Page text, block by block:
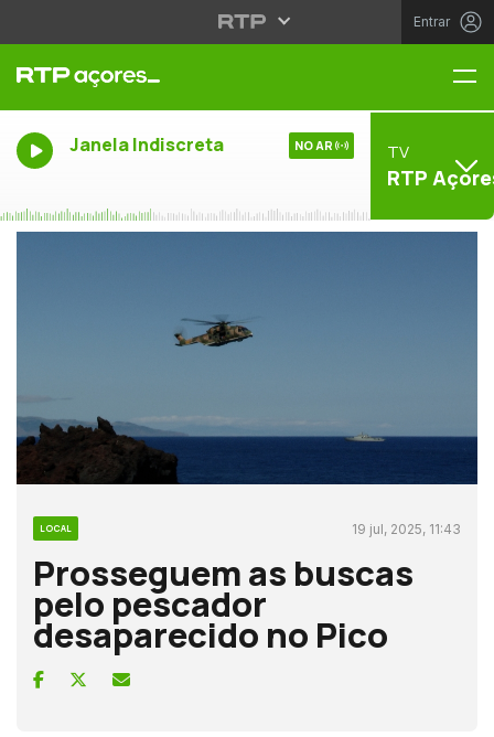
Entrar
Janela Indiscreta NO AR TV
RTP
LOCAL 19 jul, 2025, 11:43
Prosseguem as buscas
pelo pescador
desaparecido no Pico